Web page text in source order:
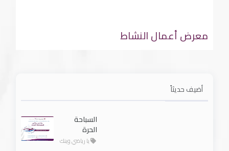
معرض أعمال النشاط
أضيف حديثاً
السباحة
الحرة
يا رياضي وينك